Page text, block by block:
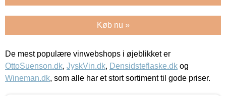
Køb nu »
De mest populære vinwebshops i øjeblikket er
OttoSuenson.dk, JyskVin.dk, Densidsteflaske.dk og
Wineman.dk, som alle har et stort sortiment til gode priser.